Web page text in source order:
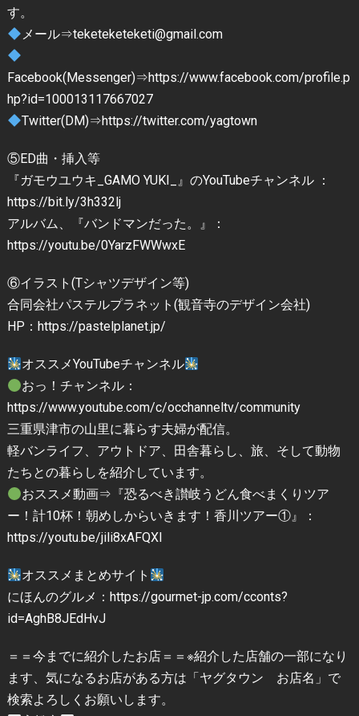
す。
メール⇒teketeketeketi@gmail.com
Facebook(Messenger)⇒https://www.facebook.com/profile.p
hp?id=100013117667027
Twitter(DM)⇒https://twitter.com/yagtown
⑤ED曲・挿入等
『ガモウユウキ_GAMO YUKI_』のYouTubeチャンネル ：
https://bit.ly/3h332lj
アルバム、『バンドマンだった。』：
https://youtu.be/0YarzFWWwxE
⑥イラスト(Tシャツデザイン等)
合同会社パステルプラネット(観音寺のデザイン会社)
HP：https://pastelplanet.jp/
オススメYouTubeチャンネル
おっ！チャンネル：
https://www.youtube.com/c/occhanneltv/community
三重県津市の山里に暮らす夫婦が配信。
軽バンライフ、アウトドア、田舎暮らし、旅、そして動物
たちとの暮らしを紹介しています。
おススメ動画⇒『恐るべき讃岐うどん食べまくりツア
ー！計10杯！朝めしからいきます！香川ツアー①』：
https://youtu.be/jili8xAFQXI
オススメまとめサイト
にほんのグルメ：https://gourmet-jp.com/cconts?
id=AghB8JEdHvJ
＝＝今までに紹介したお店＝＝※紹介した店舗の一部になり
ます、気になるお店がある方は「ヤグタウン お店名」で
検索よろしくお願いします。